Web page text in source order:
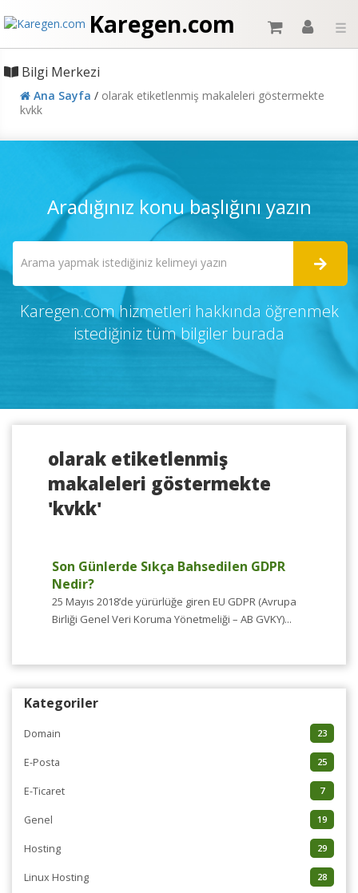
Karegen.com ☰
Bilgi Merkezi
Ana Sayfa / olarak etiketlenmiş makaleleri göstermekte
kvkk
Aradığınız konu başlığını yazın
Karegen.com hizmetleri hakkında öğrenmek
istediğiniz tüm bilgiler burada
olarak etiketlenmiş
makaleleri göstermekte
'kvkk'
Son Günlerde Sıkça Bahsedilen GDPR
Nedir?
25 Mayıs 2018’de yürürlüğe giren EU GDPR (Avrupa
Birliği Genel Veri Koruma Yönetmeliği – AB GVKY)...
Kategoriler
23
Domain
25
E-Posta
7
E-Ticaret
19
Genel
29
Hosting
28
Linux Hosting